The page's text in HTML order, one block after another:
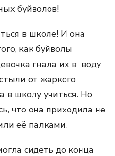
буйволов!
в школе! И она
как буйволы
гнала их в воду
от жаркого
в школу учиться. Но
что она приходила не
её палками.
сидеть до конца